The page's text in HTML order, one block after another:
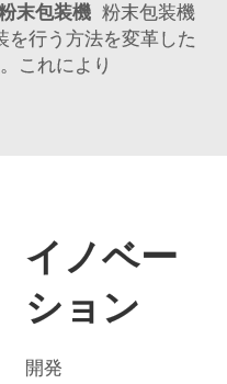
末包装機 粉末包装機
を行う方法を変革した
これにより
イノベー
ション
開発